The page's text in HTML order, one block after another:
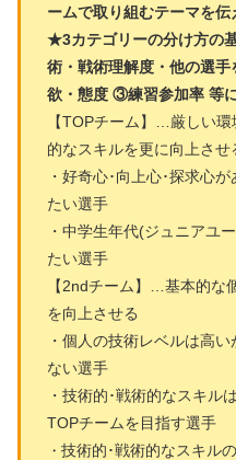
ームで取り組むテーマを伝
★3カテゴリーの分け方の
術・戦術理解度・他の選
欲・態度 ③練習参加率 等に
【TOPチーム】…厳しい
的なスキルを更に向上させ
・好奇心･向上心･探求心
たい選手
・中学生年代(ジュニアユ
たい選手
【2ndチーム】…基本的な
を向上させる
・個人の技術レベルは高
ない選手
・技術的･戦術的なスキル
TOPチームを目指す選手
・ 技術的･戦術的なスキル